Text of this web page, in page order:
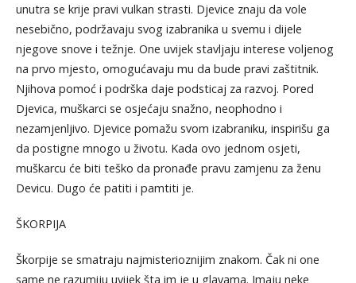
unutra se krije pravi vulkan strasti. Djevice znaju da vole
nesebično, podržavaju svog izabranika u svemu i dijele
njegove snove i težnje. One uvijek stavljaju interese voljenog
na prvo mjesto, omogućavaju mu da bude pravi zaštitnik.
Njihova pomoć i podrška daje podsticaj za razvoj. Pored
Djevica, muškarci se osjećaju snažno, neophodno i
nezamjenljivo. Djevice pomažu svom izabraniku, inspirišu ga
da postigne mnogo u životu. Kada ovo jednom osjeti,
muškarcu će biti teško da pronađe pravu zamjenu za ženu
Devicu. Dugo će patiti i pamtiti je.
ŠKORPIJA
Škorpije se smatraju najmisterioznijim znakom. Čak ni one
same ne razumiju uvijek šta im je u glavama. Imaju neke